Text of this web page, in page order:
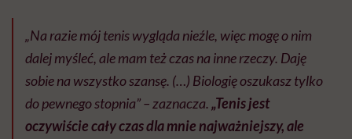
„Na razie mój tenis wygląda nieźle, więc mogę o nim
dalej myśleć, ale mam też czas na inne rzeczy. Daję
sobie na wszystko szansę. (…) Biologię oszukasz tylko
do pewnego stopnia” – zaznacza.„Tenis jest
oczywiście cały czas dla mnie najważniejszy, ale